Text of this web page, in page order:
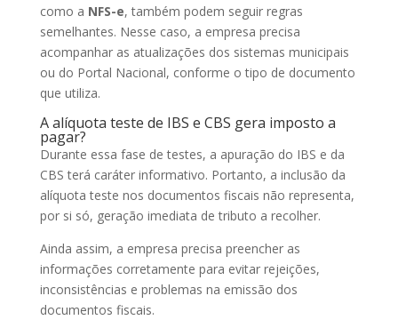
como a NFS-e, também podem seguir regras
semelhantes. Nesse caso, a empresa precisa
acompanhar as atualizações dos sistemas municipais
ou do Portal Nacional, conforme o tipo de documento
que utiliza.
A alíquota teste de IBS e CBS gera imposto a
pagar?
Durante essa fase de testes, a apuração do IBS e da
CBS terá caráter informativo. Portanto, a inclusão da
alíquota teste nos documentos fiscais não representa,
por si só, geração imediata de tributo a recolher.
Ainda assim, a empresa precisa preencher as
informações corretamente para evitar rejeições,
inconsistências e problemas na emissão dos
documentos fiscais.